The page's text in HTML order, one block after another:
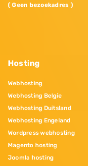
( Geen bezoekadres )
Hosting
Webhosting
Webhosting Belgie
Webhosting Duitsland
Webhosting Engeland
Wordpress webhosting
Magento hosting
Joomla hosting